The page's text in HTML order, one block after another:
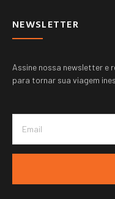
NEWSLETTER
Assine nossa newsletter e
para tornar sua viagem